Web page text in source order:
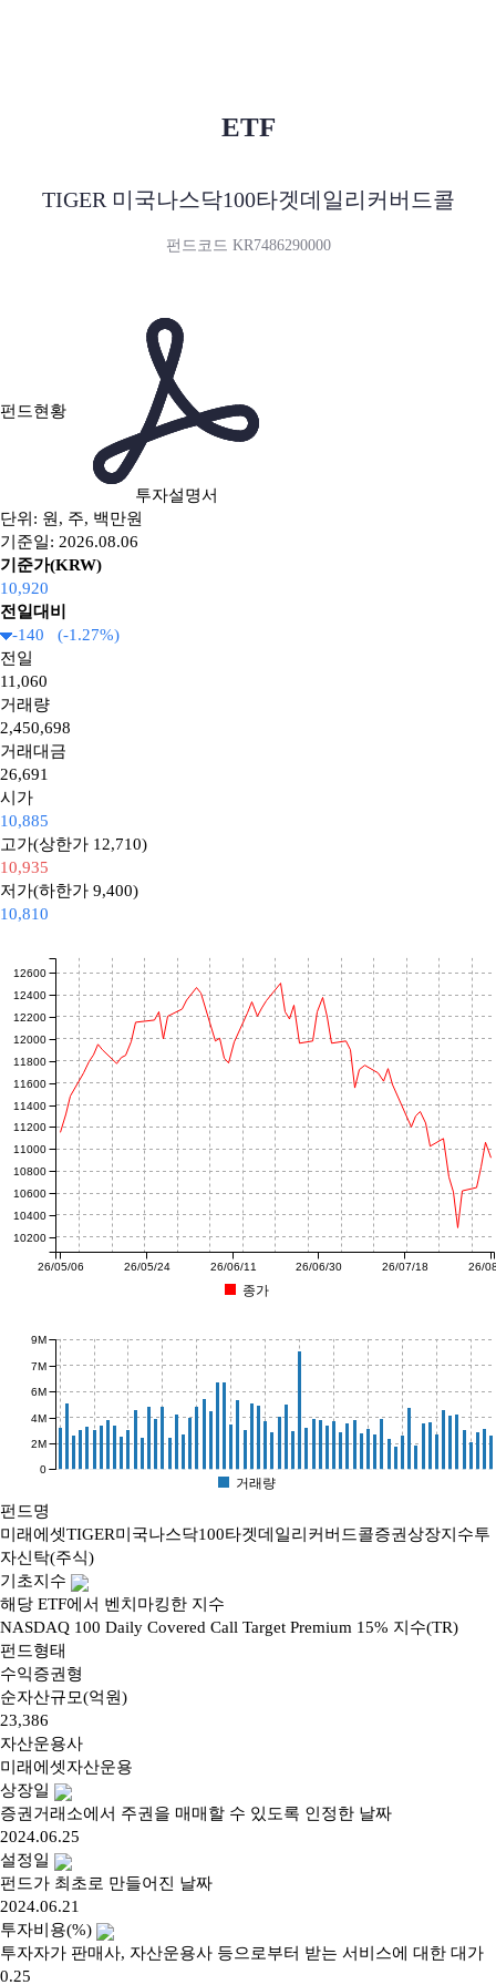
ETF
TIGER 미국나스닥100타겟데일리커버드콜
펀드코드 KR7486290000
펀드현황
투자설명서
단위: 원, 주, 백만원
기준일: 2026.08.06
기준가(KRW)
10,920
전일대비
-140 (-1.27%)
전일
11,060
거래량
2,450,698
거래대금
26,691
시가
10,885
고가(상한가 12,710)
10,935
저가(하한가 9,400)
10,810
26/05/06 26/05/24 26/06/11 26/06/30 26/07/18 26/
10200
10400
10600
10800
11000
11200
11400
11600
11800
12000
12200
12400
12600
종가
0
2M
4M
6M
7M
9M
거래량
펀드명
미래에셋TIGER미국나스닥100타겟데일리커버드콜증권상장지수투
자신탁(주식)
기초지수
해당 ETF에서 벤치마킹한 지수
NASDAQ 100 Daily Covered Call Target Premium 15% 지수(TR)
펀드형태
수익증권형
순자산규모(억원)
23,386
자산운용사
미래에셋자산운용
상장일
증권거래소에서 주권을 매매할 수 있도록 인정한 날짜
2024.06.25
설정일
펀드가 최초로 만들어진 날짜
2024.06.21
투자비용(%)
투자자가 판매사, 자산운용사 등으로부터 받는 서비스에 대한 대가
0.25